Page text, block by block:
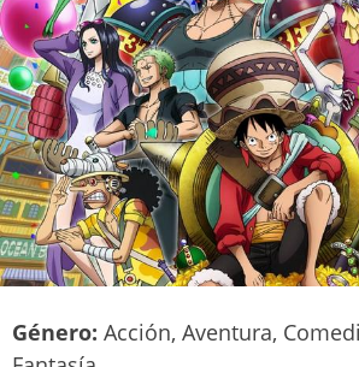
Género: Acción, Aventura,